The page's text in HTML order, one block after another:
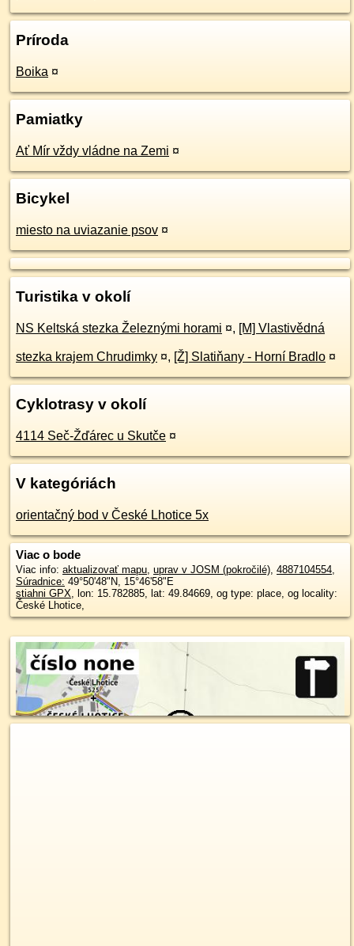
Príroda
Boika ¤
Pamiatky
Ať Mír vždy vládne na Zemi ¤
Bicykel
miesto na uviazanie psov ¤
Turistika v okolí
NS Keltská stezka Železnými horami ¤, [M] Vlastivědná
stezka krajem Chrudimky ¤, [Ž] Slatiňany - Horní Bradlo ¤
Cyklotrasy v okolí
4114 Seč-Žďárec u Skutče ¤
V kategóriách
orientačný bod v České Lhotice 5x
Viac o bode
Viac info: aktualizovať mapu, uprav v JOSM (pokročilé), 4887104554,
Súradnice: 49°50'48"N, 15°46'58"E
stiahni GPX, lon: 15.782885, lat: 49.84669, og type: place, og locality:
České Lhotice,